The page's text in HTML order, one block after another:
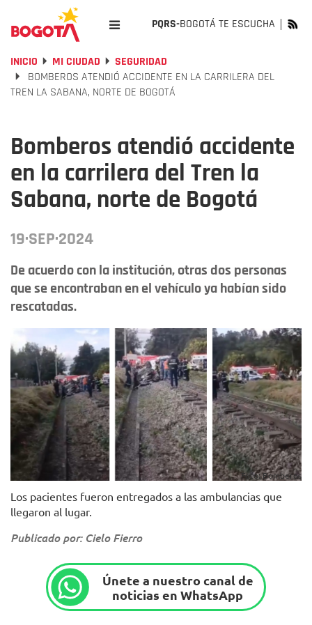
PQRS-BOGOTÁ TE ESCUCHA
INICIO MI CIUDAD
SEGURIDAD
BOMBEROS ATENDIÓ ACCIDENTE EN LA CARRILERA DEL
TREN LA SABANA, NORTE DE BOGOTÁ
Bomberos atendió accidente
en la carrilera del Tren la
Sabana, norte de Bogotá
19·SEP·2024
De acuerdo con la institución, otras dos personas
que se encontraban en el vehículo ya habían sido
rescatadas.
Foto: Bomberos
Los pacientes fueron entregados a las ambulancias que
llegaron al lugar.
Publicado por: Cielo Fierro
Únete a nuestro canal de
noticias en WhatsApp